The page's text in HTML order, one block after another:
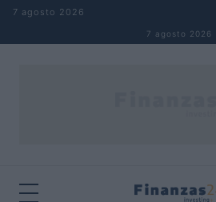
Saltar al contenido
7 agosto 2026
7 agosto 2026